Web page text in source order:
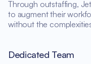
Through outstaffing,
to augment their
without the
Dedicated Team